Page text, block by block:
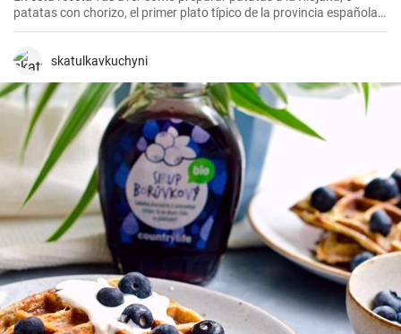
patatas con chorizo, el primer plato típico de la provincia española
de La Rioja.
skatulkavkuchyni